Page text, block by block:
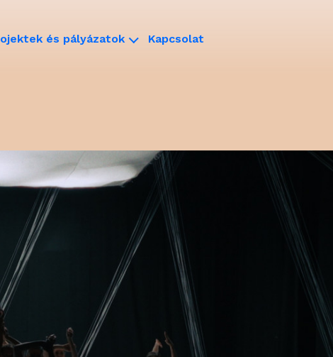
és pályázatok Kapcsolat